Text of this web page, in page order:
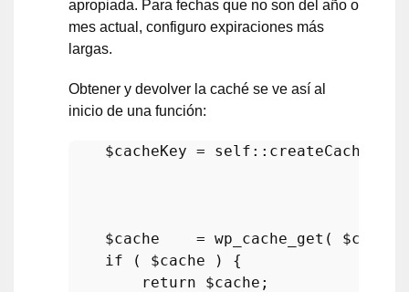
apropiada. Para fechas que no son del año o
mes actual, configuro expiraciones más
largas.
Obtener y devolver la caché se ve así al
inicio de una función:
$cacheKey = self :: createCacheKey
$cache
    =
wp_cache_get (
if ( $cache ) {
return
$cache ;